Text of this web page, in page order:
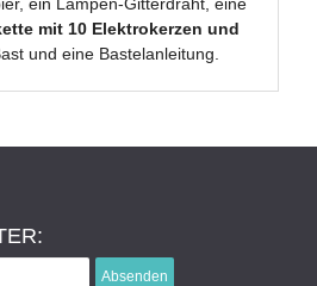
ein Lampen-Gitterdraht, eine
mit 10 Elektrokerzen und
und eine Bastelanleitung.
Absenden